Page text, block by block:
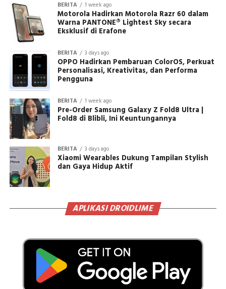
BERITA 1 week ago
Motorola Hadirkan Motorola Razr 60 dalam
Warna PANTONE® Lightest Sky secara
Eksklusif di Erafone
BERITA 3 days ago
OPPO Hadirkan Pembaruan ColorOS, Perkuat
Personalisasi, Kreativitas, dan Performa
Pengguna
BERITA 1 week ago
Pre-Order Samsung Galaxy Z Fold8 Ultra |
Fold8 di Blibli, Ini Keuntungannya
BERITA 3 days ago
Xiaomi Wearables Dukung Tampilan Stylish
dan Gaya Hidup Aktif
APLIKASI DROIDLIME